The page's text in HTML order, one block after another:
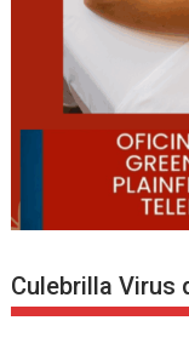
Culebrilla Virus